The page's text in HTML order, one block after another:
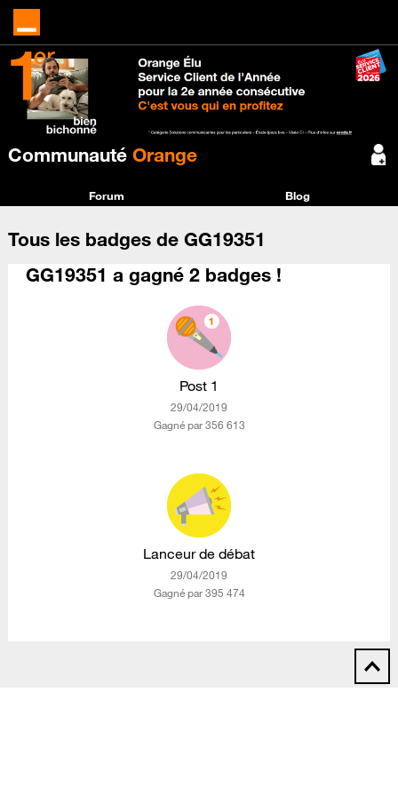
Communauté Orange
Forum Blog
Tous les badges de GG19351
GG19351 a gagné 2 badges !
Post 1
‎29/04/2019
Gagné par 356 613
Lanceur de débat
‎29/04/2019
Gagné par 395 474